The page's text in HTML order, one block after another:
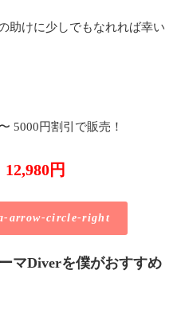
助けに少しでもなれれば幸い
5000円割引で販売！
12,980円
arrow-circle-right
マDiverを僕がおすすめ